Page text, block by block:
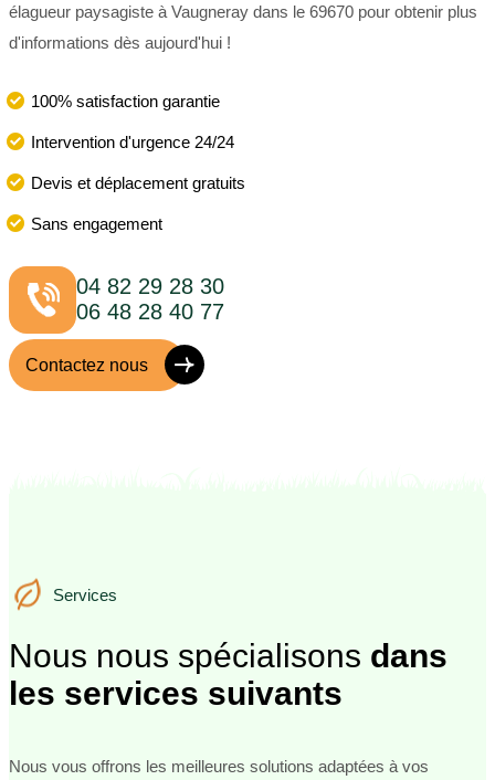
élagueur paysagiste à Vaugneray dans le 69670 pour obtenir plus
d'informations dès aujourd'hui !
100% satisfaction garantie
Intervention d'urgence 24/24
Devis et déplacement gratuits
Sans engagement
04 82 29 28 30
06 48 28 40 77
Contactez nous
Services
Services
Nous nous spécialisons dans
les services suivants
Nous vous offrons les meilleures solutions adaptées à vos